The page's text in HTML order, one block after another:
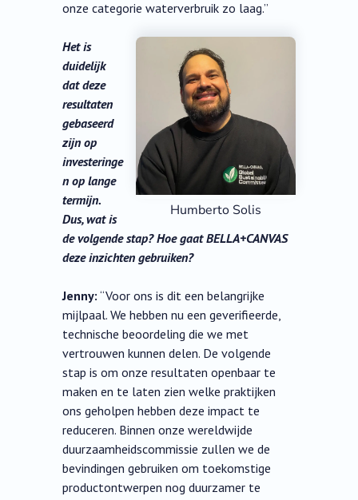
onze categorie waterverbruik zo laag.”
Humberto Solis
Het is
duidelijk
dat deze
resultaten
gebaseerd
zijn op
investeringe
n op lange
termijn.
Dus, wat is
de volgende stap? Hoe gaat BELLA+CANVAS
deze inzichten gebruiken?
Jenny: “Voor ons is dit een belangrijke
mijlpaal. We hebben nu een geverifieerde,
technische beoordeling die we met
vertrouwen kunnen delen. De volgende
stap is om onze resultaten openbaar te
maken en te laten zien welke praktijken
ons geholpen hebben deze impact te
reduceren. Binnen onze wereldwijde
duurzaamheidscommissie zullen we de
bevindingen gebruiken om toekomstige
productontwerpen nog duurzamer te